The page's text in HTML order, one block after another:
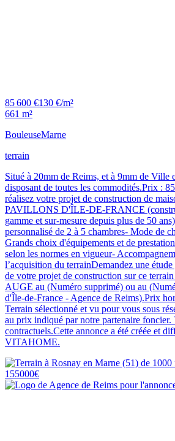
85 600 €130 €/m²
661 m²
BouleuseMarne
terrain
Situé à 20mm de Reims, et à 9mm de Ville
disposant de toutes les commodités.Prix :
réalisez votre projet de construction de
PAVILLONS D'ÎLE-DE-FRANCE
gamme et sur-mesure depuis plus de 50
personnalisé de 2 à 5 chambres- Mode de
Grands choix d'équipements et de
selon les normes en vigueur-
l’acquisition du terrainDemandez une
de votre projet de construction sur ce
AUGE au (Numéro supprimé) ou au
d'Île-de-France - Agence de Reims).Prix
Terrain sélectionné et vu pour vous sous
au prix indiqué par notre partenaire foncier.
contractuels.Cette annonce a été créée et
VITAHOME.